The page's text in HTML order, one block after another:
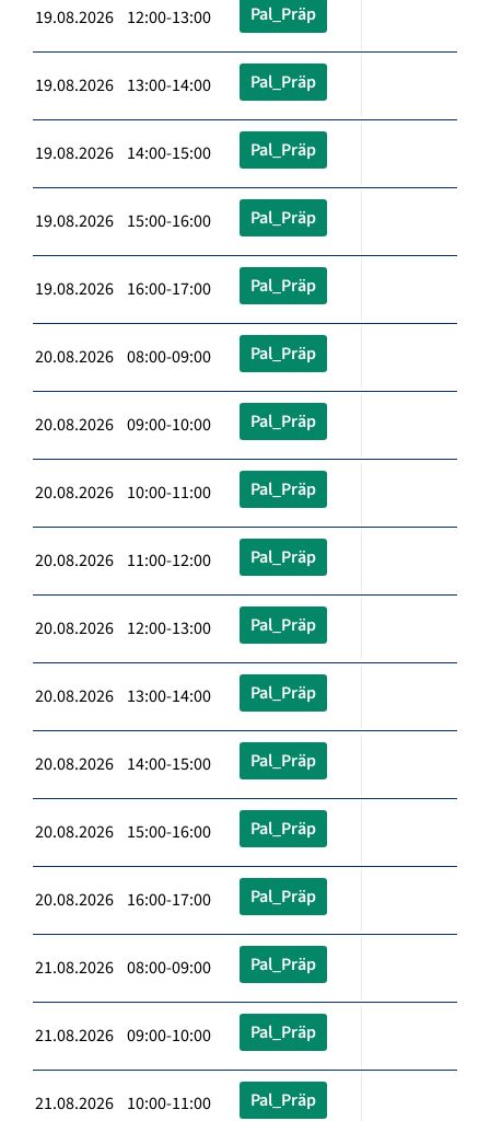
19.08.2026 12:00-13:00 Pal_Präp
19.08.2026 13:00-14:00 Pal_Präp
19.08.2026 14:00-15:00 Pal_Präp
19.08.2026 15:00-16:00 Pal_Präp
19.08.2026 16:00-17:00 Pal_Präp
20.08.2026 08:00-09:00 Pal_Präp
20.08.2026 09:00-10:00 Pal_Präp
20.08.2026 10:00-11:00 Pal_Präp
20.08.2026 11:00-12:00 Pal_Präp
20.08.2026 12:00-13:00 Pal_Präp
20.08.2026 13:00-14:00 Pal_Präp
20.08.2026 14:00-15:00 Pal_Präp
20.08.2026 15:00-16:00 Pal_Präp
20.08.2026 16:00-17:00 Pal_Präp
21.08.2026 08:00-09:00 Pal_Präp
21.08.2026 09:00-10:00 Pal_Präp
21.08.2026 10:00-11:00 Pal_Präp